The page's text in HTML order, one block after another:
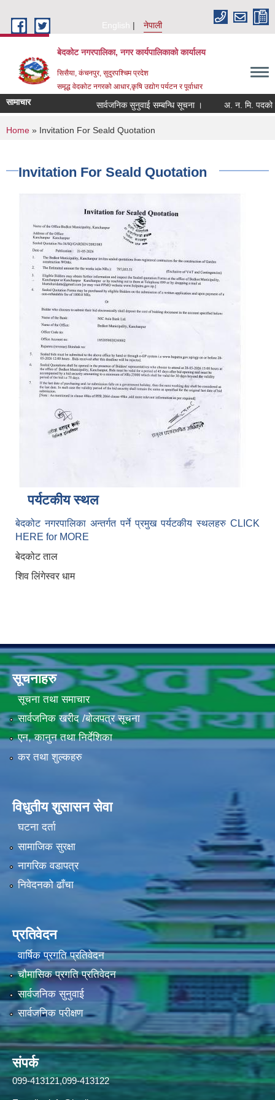
English
नेपाली
बेदकोट नगरपालिका, नगर कार्यपालिकाको कार्यालय
सिसैया, कंचनपुर, सुदुरपश्चिम प्रदेश
समृद्ध वेदकोट नगरको आधार,कृषि उद्योग पर्यटन र पूर्वाधार
सामाचार सार्वजनिक सुनुवाई सम्बन्धि सूचना ।
You are here
Home » Invitation For Seald Quotation
Invitation For Seald Quotation
पर्यटकीय स्थल
बेदकोट नगरपालिका अन्तर्गत पर्ने प्रमुख पर्यटकीय स्थलहरु CLICK
HERE for MORE
बेदकोट ताल
शिव लिंगेस्वर धाम
सूचनाहरु
सूचना तथा समाचार
सार्वजनिक खरीद /बोलपत्र सूचना
एन, कानुन तथा निर्देशिका
कर तथा शुल्कहरु
विधुतीय शुसासन सेवा
घटना दर्ता
सामाजिक सुरक्षा
नागरिक वडापत्र
निवेदनको ढाँचा
प्रतिवेदन
वार्षिक प्रगति प्रतिवेदन
चौमासिक प्रगति प्रतिवेदन
सार्वजनिक सुनुवाई
सार्वजनिक परीक्षण
संपर्क
099-413121,099-413122